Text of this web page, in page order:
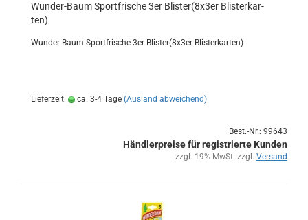
Wunder-​​Baum Sport­fri­sche 3er Blis­ter(8x3er Blis­ter­kar­
ten)
Wunder-​Baum Sport­fri­sche 3er Blis­ter(8x3er Blis­ter­kar­ten)
Lieferzeit: ca. 3-4 Tage (Ausland abweichend)
Best.-Nr.: 99643
Händlerpreise für registrierte Kunden
zzgl. 19% MwSt. zzgl. Versand